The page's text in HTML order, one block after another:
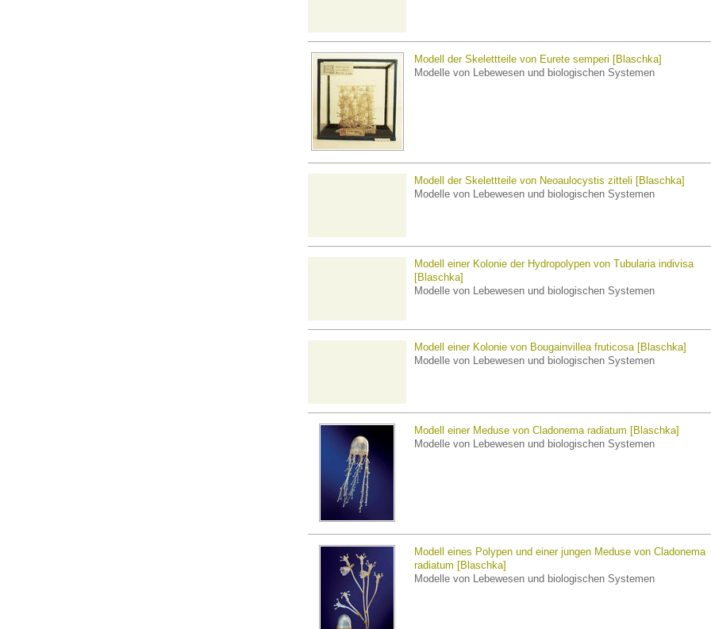
Modell der Skelettteile von Eurete semperi [Blaschka]
Modelle von Lebewesen und biologischen Systemen
Modell der Skelettteile von Neoaulocystis zitteli [Blaschka]
Modelle von Lebewesen und biologischen Systemen
Modell einer Kolonie der Hydropolypen von Tubularia indivisa
[Blaschka]
Modelle von Lebewesen und biologischen Systemen
Modell einer Kolonie von Bougainvillea fruticosa [Blaschka]
Modelle von Lebewesen und biologischen Systemen
Modell einer Meduse von Cladonema radiatum [Blaschka]
Modelle von Lebewesen und biologischen Systemen
Modell eines Polypen und einer jungen Meduse von Cladonema
radiatum [Blaschka]
Modelle von Lebewesen und biologischen Systemen